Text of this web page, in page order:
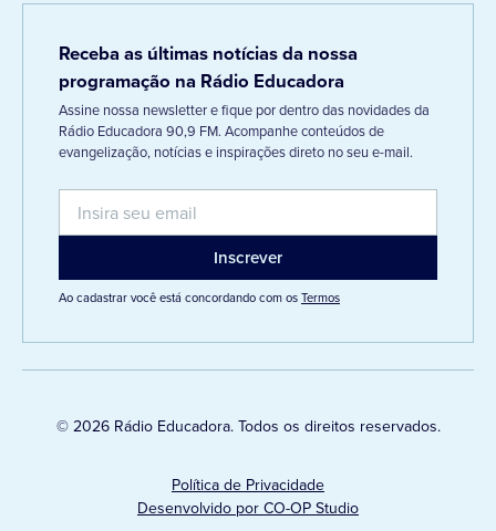
Receba as últimas notícias da nossa
programação na Rádio Educadora
Assine nossa newsletter e fique por dentro das novidades da
Rádio Educadora 90,9 FM. Acompanhe conteúdos de
evangelização, notícias e inspirações direto no seu e-mail.
Ao cadastrar você está concordando com osTermos
© 2026 Rádio Educadora. Todos os direitos reservados.
Política de Privacidade
Desenvolvido por CO-OP Studio